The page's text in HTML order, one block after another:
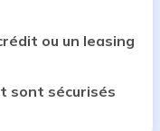
ou un leasing
sont sécurisés